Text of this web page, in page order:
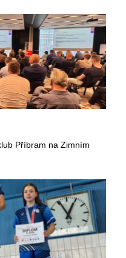
Příbram na Zimním